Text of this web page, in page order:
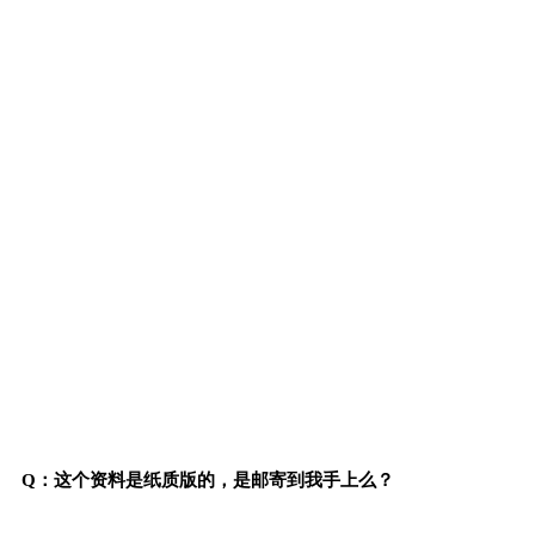
Q：这个资料是纸质版的，是邮寄到我手上么？